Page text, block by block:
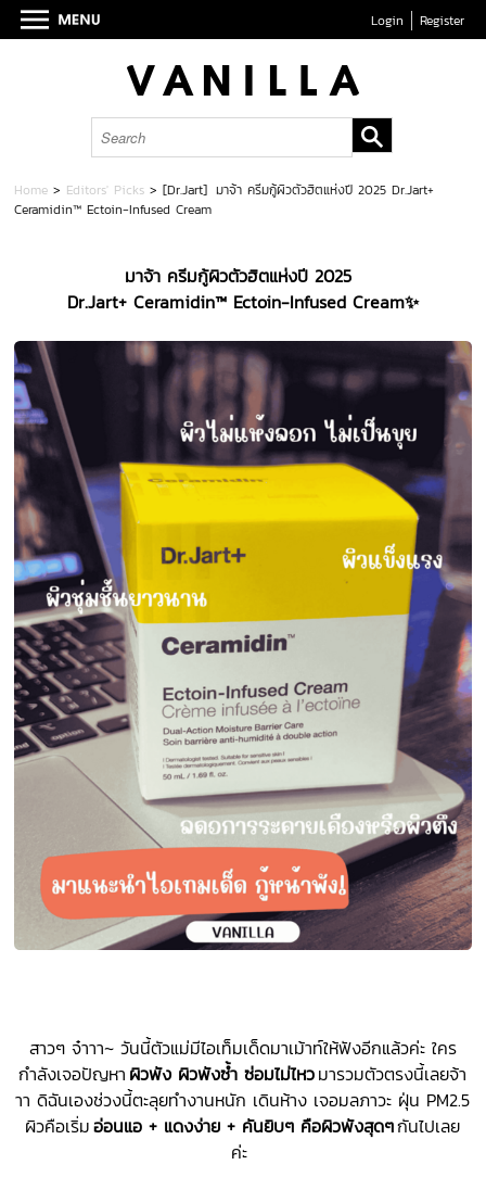
Login Register
Home > Editors' Picks >[Dr.Jart] มาจ้า ครีมกู้ผิวตัวฮิตแห่งปี 2025 Dr.Jart+
Ceramidin™ Ectoin-Infused Cream
มาจ้า ครีมกู้ผิวตัวฮิตแห่งปี 2025
Dr.Jart+ Ceramidin™ Ectoin-Infused Cream✨
สาวๆ จ๋าาา~ วันนี้ตัวแม่มีไอเท็มเด็ดมาเม้าท์ให้ฟังอีกแล้วค่ะ ใคร
กำลังเจอปัญหา ผิวพัง ผิวพังซ้ำ ซ่อมไม่ไหวมารวมตัวตรงนี้เลยจ้า
าา ดิฉันเองช่วงนี้ตะลุยทำงานหนัก เดินห้าง เจอมลภาวะ ฝุ่น PM2.5
ผิวคือเริ่มอ่อนแอ + แดงง่าย + คันยิบๆ คือผิวพังสุดๆกันไปเลย
ค่ะ